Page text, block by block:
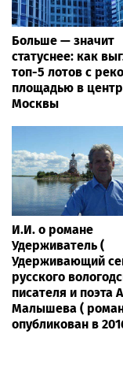
Больше — значит
статуснее: как
топ-5 лотов с
площадью в
Москвы
И.И. о романе
Удерживатель (
Удерживающий
русского
писателя и поэта
Малышева (
опубликован в